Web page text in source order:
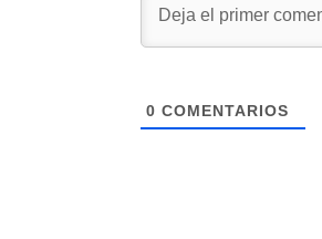
0 COMENTARIOS